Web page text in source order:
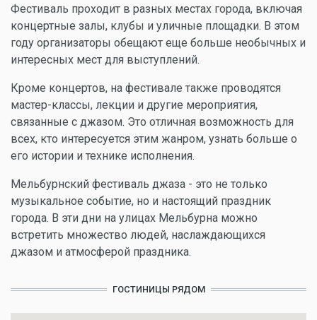
Фестиваль проходит в разных местах города, включая
концертные залы, клубы и уличные площадки. В этом
году организаторы обещают еще больше необычных и
интересных мест для выступлений.
Кроме концертов, на фестивале также проводятся
мастер-классы, лекции и другие мероприятия,
связанные с джазом. Это отличная возможность для
всех, кто интересуется этим жанром, узнать больше о
его истории и технике исполнения.
Мельбурнский фестиваль джаза - это не только
музыкальное событие, но и настоящий праздник
города. В эти дни на улицах Мельбурна можно
встретить множество людей, наслаждающихся
джазом и атмосферой праздника.
ГОСТИНИЦЫ РЯДОМ